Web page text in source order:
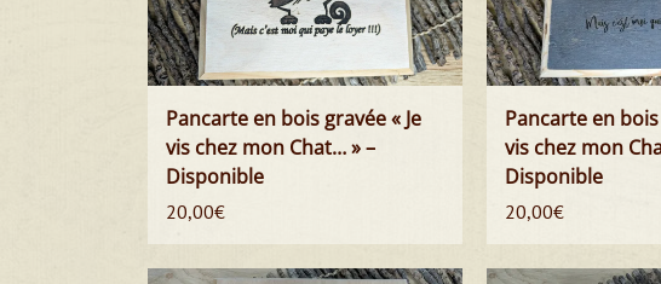
Pancarte en bois gravée « Je
vis chez mon Chat… » –
Disponible
20,00€
Pancarte en bois
vis chez mon
Disponible
20,00€